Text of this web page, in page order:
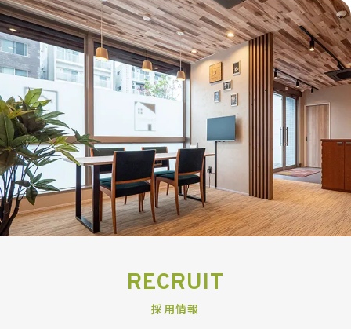
RECRUIT
採用情報